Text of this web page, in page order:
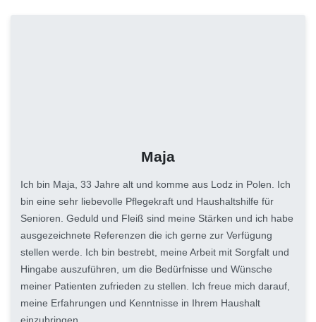
Maja
Ich bin Maja, 33 Jahre alt und komme aus Lodz in Polen. Ich
bin eine sehr liebevolle Pflegekraft und Haushaltshilfe für
Senioren. Geduld und Fleiß sind meine Stärken und ich habe
ausgezeichnete Referenzen die ich gerne zur Verfügung
stellen werde. Ich bin bestrebt, meine Arbeit mit Sorgfalt und
Hingabe auszuführen, um die Bedürfnisse und Wünsche
meiner Patienten zufrieden zu stellen. Ich freue mich darauf,
meine Erfahrungen und Kenntnisse in Ihrem Haushalt